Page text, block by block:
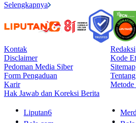
Selengkapnya
Kontak
Redaksi
Disclaimer
Kode
Pedoman Media Siber
Sitemap
Form Pengaduan
Karir
Metode
Hak Jawab dan Koreksi Berita
Liputan6